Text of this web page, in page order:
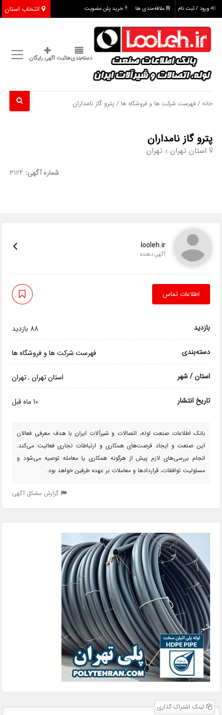
انتخاب استان ورود / ثبت نام علاقه‌مندی ها خرید پلن عضویت
دسته‌بندی‌هاثبت اگهی رایگان
خانه /فهرست شرکت ها و فروشگاه ها / پترو گاز نامداران
پترو گاز نامداران
استان تهران تهران
شماره آگهی: 3124
looleh.ir
آگهی دهنده
اطلاعات تماس
بازدید 88 بازدید
دسته‌بندی فهرست شرکت ها و فروشگاه ها
استان / شهر استان تهران,تهران
تاریخ انتشار 10 ماه قبل
بانک اطلاعات صنعت لوله، اتصالات و شیرآلات ایران با هدف معرفی فعالان
این صنعت و ایجاد فرصت‌های همکاری و ارتباطات تجاری فعالیت می‌کند.
انجام بررسی‌های لازم پیش از هرگونه همکاری یا معامله توصیه می‌شود و
مسئولیت توافقات، قراردادها و معاملات بر عهده طرفین خواهد بود.
گزارش مشکل آگهی
لینک اشتراک گذاری